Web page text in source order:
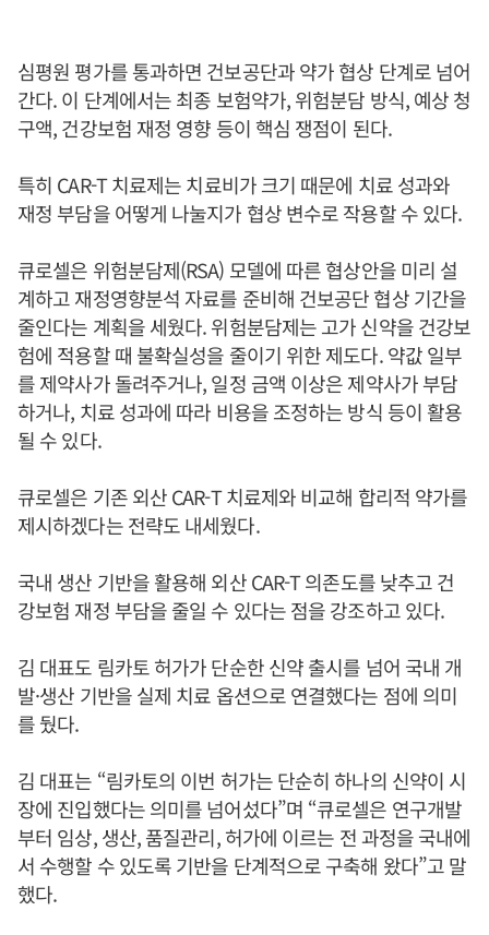
심평원 평가를 통과하면 건보공단과 약가 협상 단계로 넘어
간다. 이 단계에서는 최종 보험약가, 위험분담 방식, 예상 청
구액, 건강보험 재정 영향 등이 핵심 쟁점이 된다.
특히 CAR-T 치료제는 치료비가 크기 때문에 치료 성과와
재정 부담을 어떻게 나눌지가 협상 변수로 작용할 수 있다.
큐로셀은 위험분담제(RSA) 모델에 따른 협상안을 미리 설
계하고 재정영향분석 자료를 준비해 건보공단 협상 기간을
줄인다는 계획을 세웠다. 위험분담제는 고가 신약을 건강보
험에 적용할 때 불확실성을 줄이기 위한 제도다. 약값 일부
를 제약사가 돌려주거나, 일정 금액 이상은 제약사가 부담
하거나, 치료 성과에 따라 비용을 조정하는 방식 등이 활용
될 수 있다.
큐로셀은 기존 외산 CAR-T 치료제와 비교해 합리적 약가를
제시하겠다는 전략도 내세웠다.
국내 생산 기반을 활용해 외산 CAR-T 의존도를 낮추고 건
강보험 재정 부담을 줄일 수 있다는 점을 강조하고 있다.
김 대표도 림카토 허가가 단순한 신약 출시를 넘어 국내 개
발·생산 기반을 실제 치료 옵션으로 연결했다는 점에 의미
를 뒀다.
김 대표는 “림카토의 이번 허가는 단순히 하나의 신약이 시
장에 진입했다는 의미를 넘어섰다”며 “큐로셀은 연구개발
부터 임상, 생산, 품질관리, 허가에 이르는 전 과정을 국내에
서 수행할 수 있도록 기반을 단계적으로 구축해 왔다”고 말
했다.